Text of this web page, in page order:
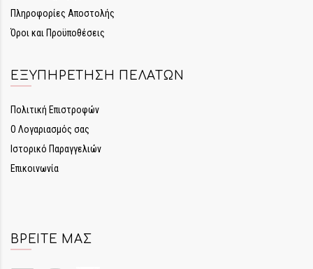
Πληροφορίες Αποστολής
Όροι και Προϋποθέσεις
ΕΞΥΠΗΡΈΤΗΣΗ ΠΕΛΑΤΏΝ
Πολιτική Επιστροφών
Ο Λογαριασμός σας
Ιστορικό Παραγγελιών
Επικοινωνία
ΒΡΕΊΤΕ ΜΑΣ